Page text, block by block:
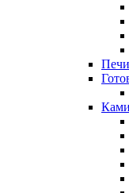
Печи